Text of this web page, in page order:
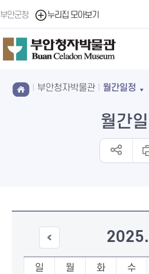
부안군청 누리집 모아보기
부안청자박물관 월간일정
월간
2025.
일 월 화 수